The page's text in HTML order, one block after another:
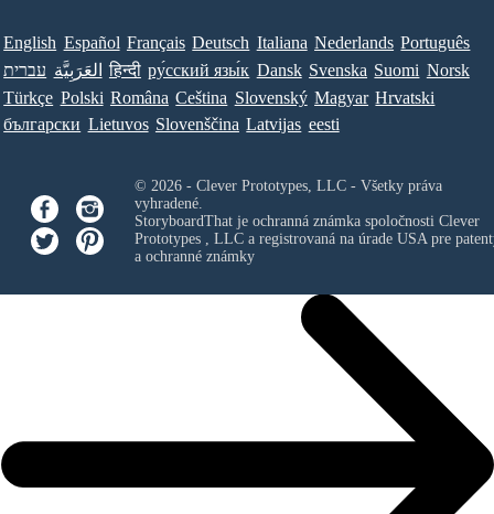
English Español Français Deutsch Italiana Nederlands Português
עברית العَرَبِيَّة हिन्दी ру́сский язы́к Dansk Svenska Suomi Norsk
Türkçe Polski Româna Ceština Slovenský Magyar Hrvatski
български Lietuvos Slovenščina Latvijas eesti
© 2026 - Clever Prototypes, LLC - Všetky práva
vyhradené.
StoryboardThat je ochranná známka spoločnosti Clever
Prototypes , LLCa registrovaná na úrade USA pre
a ochranné známky